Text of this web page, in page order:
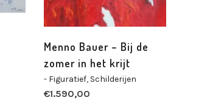
Menno Bauer – Bij de
zomer in het krijt
- Figuratief, Schilderijen
€1.590,00